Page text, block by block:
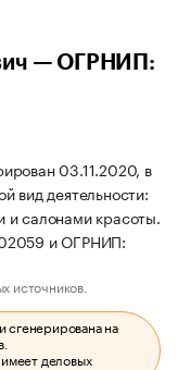
— ОГРНИП:
03.11.2020, в
вид деятельности:
и салонами красоты.
и ОГРНИП:
источников.
сгенерирована на
деловых